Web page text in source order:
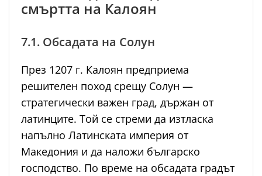
смъртта на Калоян
7.1. Обсадата на Солун
През 1207 г. Калоян предприема
решителен поход срещу Солун —
стратегически важен град, държан от
латинците. Той се стреми да изтласка
напълно Латинската империя от
Македония и да наложи българско
господство. По време на обсадата градът